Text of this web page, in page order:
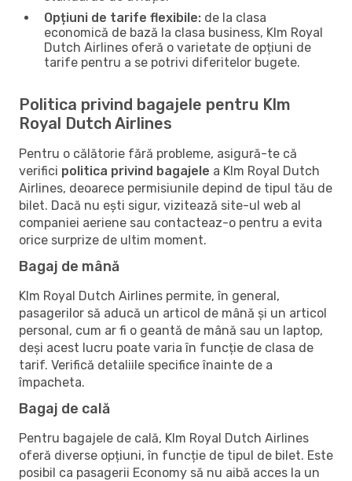
Opțiuni de tarife flexibile: de la clasa
economică de bază la clasa business, Klm Royal
Dutch Airlines oferă o varietate de opțiuni de
tarife pentru a se potrivi diferitelor bugete.
Politica privind bagajele pentru Klm
Royal Dutch Airlines
Pentru o călătorie fără probleme, asigură-te că
verifici politica privind bagajele a Klm Royal Dutch
Airlines, deoarece permisiunile depind de tipul tău de
bilet. Dacă nu ești sigur, vizitează site-ul web al
companiei aeriene sau contacteaz-o pentru a evita
orice surprize de ultim moment.
Bagaj de mână
Klm Royal Dutch Airlines permite, în general,
pasagerilor să aducă un articol de mână și un articol
personal, cum ar fi o geantă de mână sau un laptop,
deși acest lucru poate varia în funcție de clasa de
tarif. Verifică detaliile specifice înainte de a
împacheta.
Bagaj de cală
Pentru bagajele de cală, Klm Royal Dutch Airlines
oferă diverse opțiuni, în funcție de tipul de bilet. Este
posibil ca pasagerii Economy să nu aibă acces la un